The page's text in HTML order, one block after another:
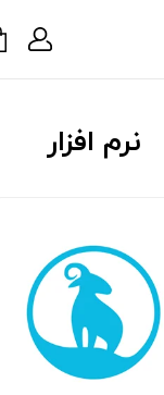
نرم افزار